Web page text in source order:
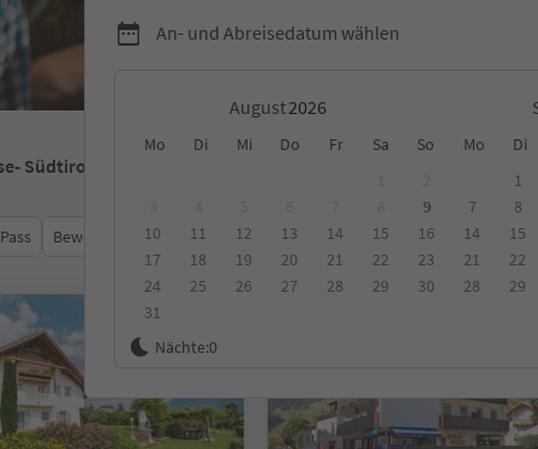
An- und Abreisedatum wählen
August
Mo Di Mi Do Fr Sa So Mo
Di
9
10
11 12 13 14 15
16
17
18 19 20 21 22
23
24
25 26 27 28 29
30
31
1
7
8
14
15
21
22
28
29
Nächte:0
- Südtirol
Bewertungen Kategorie Verpflegungsart